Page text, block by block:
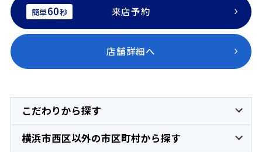
簡単60秒 来店予約
店舗詳細へ
こだわりから探す
横浜市西区以外の市区町村から探す